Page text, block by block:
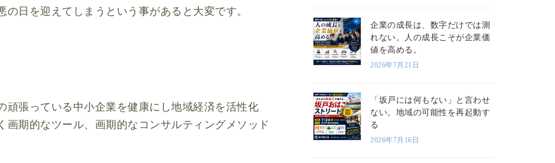
日を迎えてしまうという事があると大変です。
頑張っている中小企業を健康にし地域経済を活性化
画期的なツール、画期的なコンサルティングメソッド
企業の成長は、数字だけでは測
れない。人の成長こそが企業価
値を高める。
2026年7月21日
「坂戸には何もない」と言わせ
ない。地域の可能性を再起動す
る
2026年7月16日